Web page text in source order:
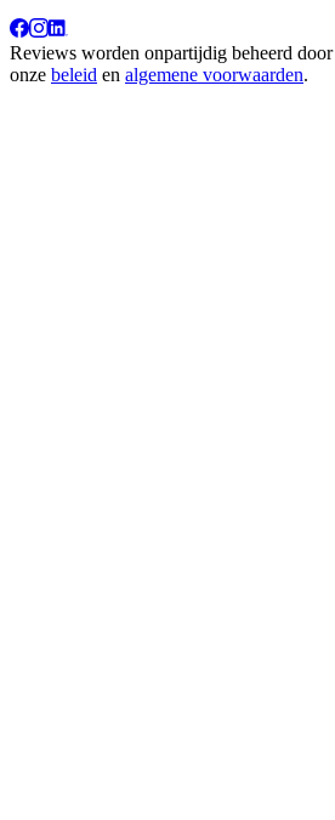
Reviews worden onpartijdig beheerd door
onze beleid en algemene voorwaarden.